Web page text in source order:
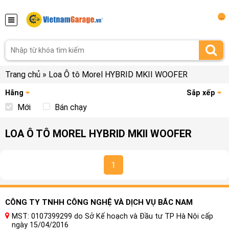
Trang chủ » Loa Ô tô Morel HYBRID MKII WOOFER
Hãng Sắp xếp
Mới Bán chạy
LOA Ô TÔ MOREL HYBRID MKII WOOFER
1
CÔNG TY TNHH CÔNG NGHỆ VÀ DỊCH VỤ BẮC NAM
MST: 0107399299 do Sở Kế hoạch và Đầu tư TP Hà Nội cấp
ngày 15/04/2016